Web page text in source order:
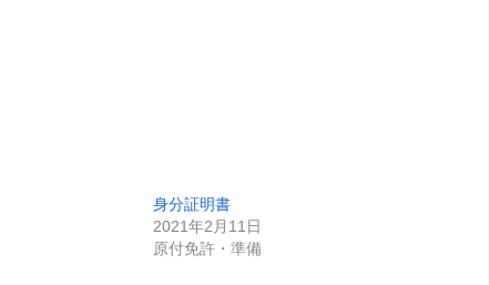
身分証明書
2021年2月11日
原付免許・準備